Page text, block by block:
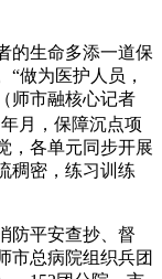
生命多添一道保
做为医护人员，
师市融核心记者
月，保障沉点项
，各单元同步开展
稠密，练习训练
平安查抄、督
市总病院组织兵团